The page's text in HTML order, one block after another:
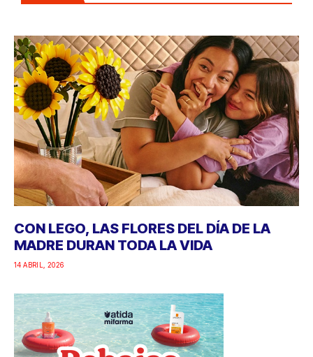
CON LEGO, LAS FLORES DEL DÍA DE LA
MADRE DURAN TODA LA VIDA
14 ABRIL, 2026